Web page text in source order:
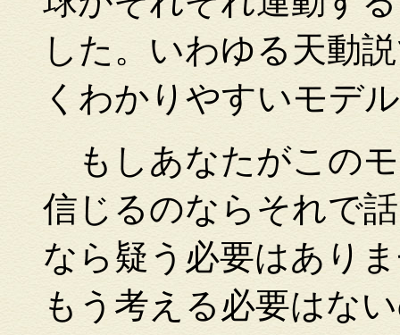
した。いわゆる天動
くわかりやすいモデ
もしあなたがこの
信じるのならそれで
なら疑う必要はあり
もう考える必要はな